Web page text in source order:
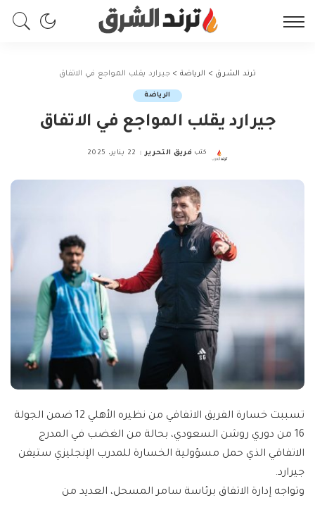
ترند الشرق > الرياضة > جيرارد يقلب المواجع في الاتفاق
الرياضة
جيرارد يقلب المواجع في الاتفاق
Posted
كتب فريق التحرير 22 يناير، 2025
تسببت خسارة الفريق الاتفاقي من نظيره الأهلي 12 ضمن الجولة
16 من دوري روشن السعودي، بحالة من الغضب في المدرج
الاتفاقي الذي حمل مسؤولية الخسارة للمدرب الإنجليزي ستيفن
جيرارد.
وتواجه إدارة الاتفاق برئاسة سامر المسحل، العديد من